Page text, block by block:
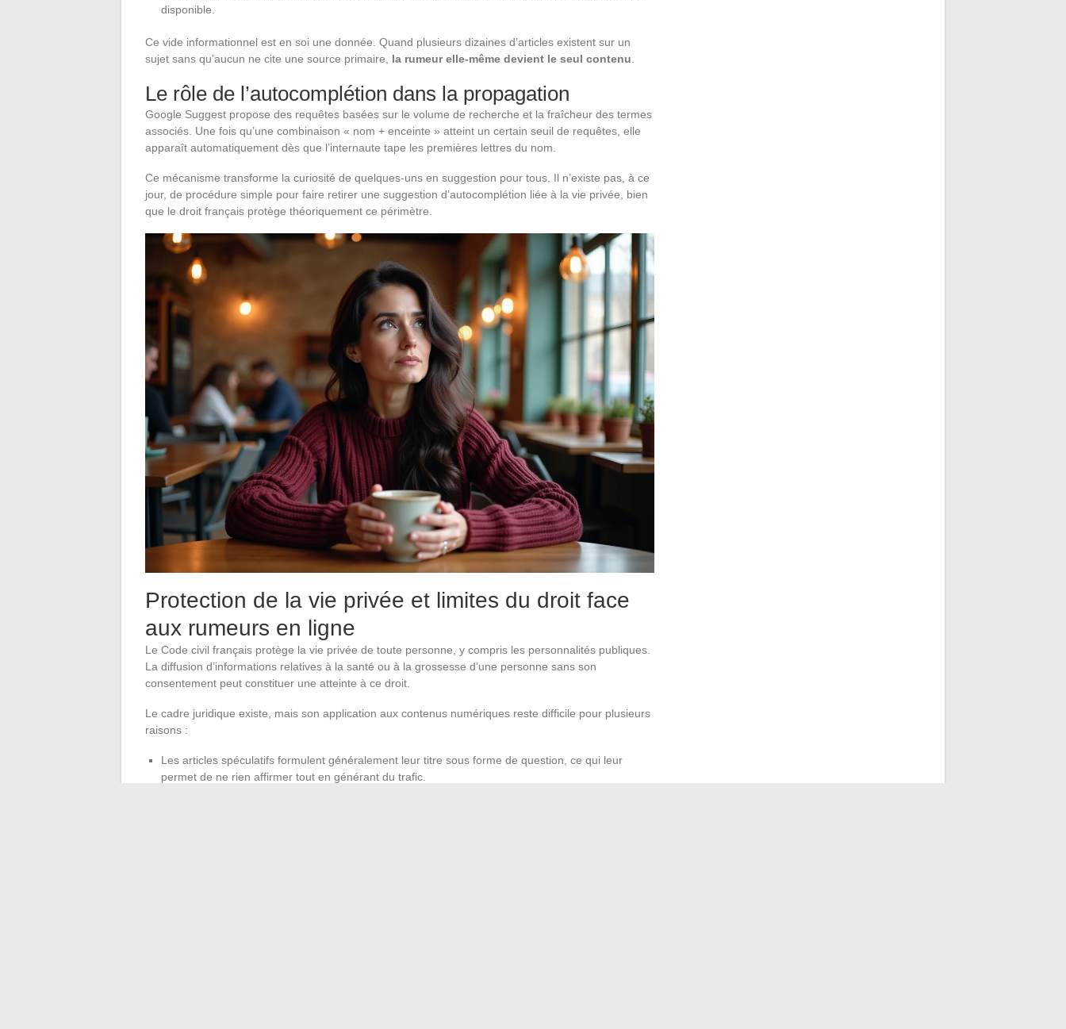
disponible.
Ce vide informationnel est en soi une donnée. Quand plusieurs dizaines d’articles existent sur un
sujet sans qu’aucun ne cite une source primaire, la rumeur elle-même devient le seul contenu
Le rôle de l’autocomplétion dans la propagation
Google Suggest propose des requêtes basées sur le volume de recherche et la fraîcheur des termes
associés. Une fois qu’une combinaison « nom + enceinte » atteint un certain seuil de requêtes, elle
apparaît automatiquement dès que l’internaute tape les premières lettres du nom.
Ce mécanisme transforme la curiosité de quelques-uns en suggestion pour tous. Il n’existe pas, à ce
jour, de procédure simple pour faire retirer une suggestion d’autocomplétion liée à la vie privée, bien
que le droit français protège théoriquement ce périmètre.
Protection de la vie privée et limites du droit face
aux rumeurs en ligne
Le Code civil français protège la vie privée de toute personne, y compris les personnalités publiques.
La diffusion d’informations relatives à la santé ou à la grossesse d’une personne sans son
consentement peut constituer une atteinte à ce droit.
Le cadre juridique existe, mais son application aux contenus numériques reste difficile pour plusieurs
raisons :
Les articles spéculatifs formulent généralement leur titre sous forme de question, ce qui leur
permet de ne rien affirmer tout en générant du trafic.